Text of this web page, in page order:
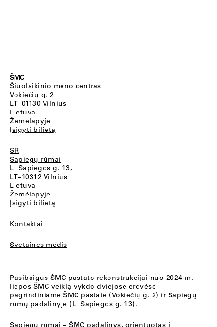
ŠMC
Šiuolaikinio meno centras
Vokiečių g. 2
LT–01130 Vilnius
Lietuva
Žemėlapyje
Įsigyti bilietą
SR
Sapiegų rūmai
L. Sapiegos g. 13,
LT–10312 Vilnius
Lietuva
Žemėlapyje
Įsigyti bilietą
Kontaktai
Svetainės medis
Pasibaigus ŠMC pastato rekonstrukcijai nuo 2024 m.
liepos ŠMC veiklą vykdo dviejose erdvėse –
pagrindiniame ŠMC pastate (Vokiečių g. 2) ir Sapiegų
rūmų padalinyje (L. Sapiegos g. 13).
Sapiegų rūmai – ŠMC padalinys, orientuotas į